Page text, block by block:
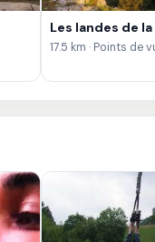
Les landes de
17.5 km · Points de